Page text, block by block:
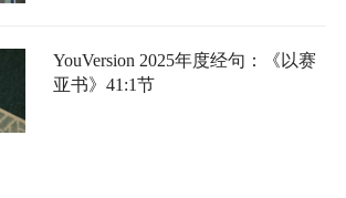
YouVersion 2025年度经句：《以赛
亚书》41:1节